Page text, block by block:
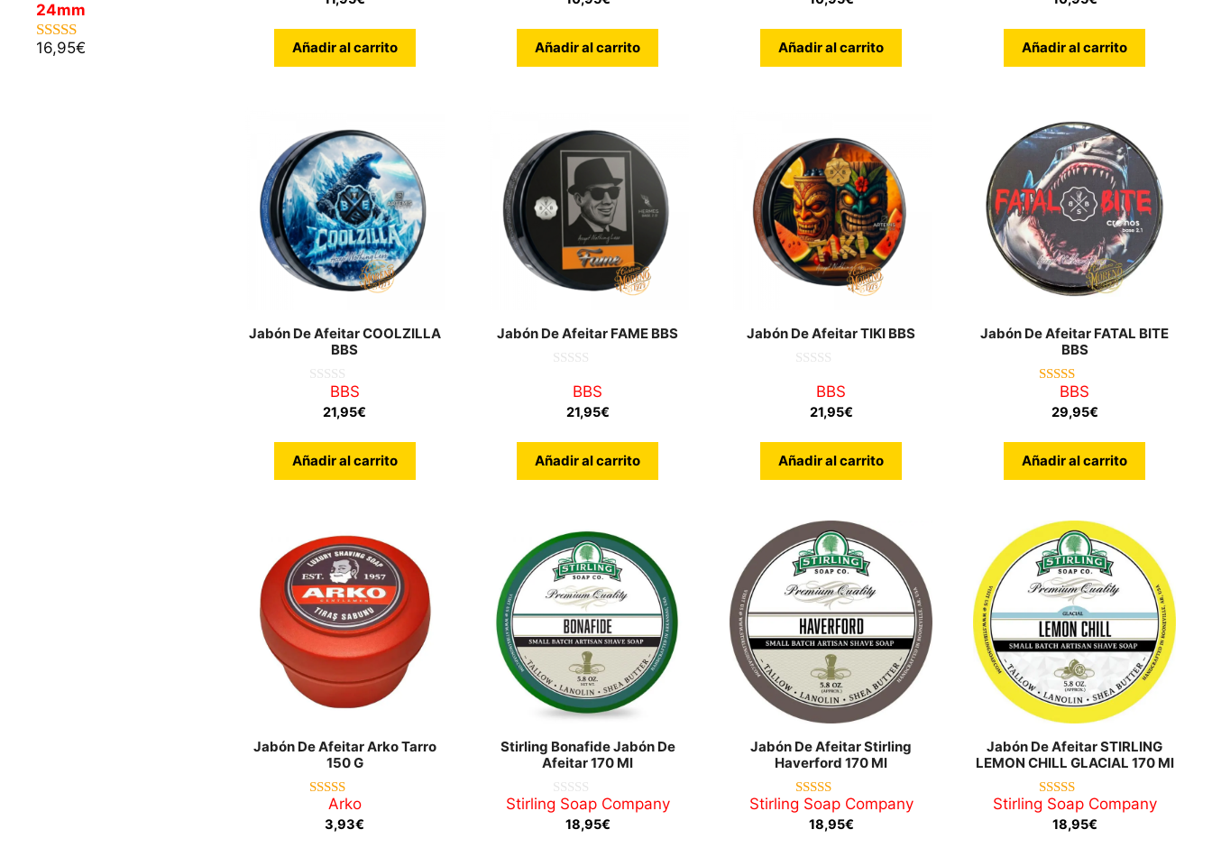
Añadir al carrito Añadir al carrito Añadir al carrito Añadir al carrito
Jabón De Afeitar COOLZILLA
BBS
BBS
21,95€
Añadir al carrito
Jabón De Afeitar FAME BBS
BBS
21,95€
Añadir al carrito
Jabón De Afeitar TIKI BBS
BBS
21,95€
Añadir al carrito
Jabón De Afeitar FATAL BITE
BBS
5.00
de 5
BBS
29,95€
Añadir al carrito
Jabón De Afeitar Arko Tarro
150 G
4.33
de 5
Arko
3,93€
Stirling Bonafide Jabón De
Afeitar 170 Ml
0
Stirling Soap Company
18,95€
Jabón De Afeitar Stirling
Haverford 170 Ml
4.50
de 5
Stirling Soap Company
18,95€
Jabón De Afeitar STIRLING
LEMON CHILL GLACIAL 170 Ml
5.00
de 5
Stirling Soap Company
18,95€
24mm
5.00de 5
16,95€